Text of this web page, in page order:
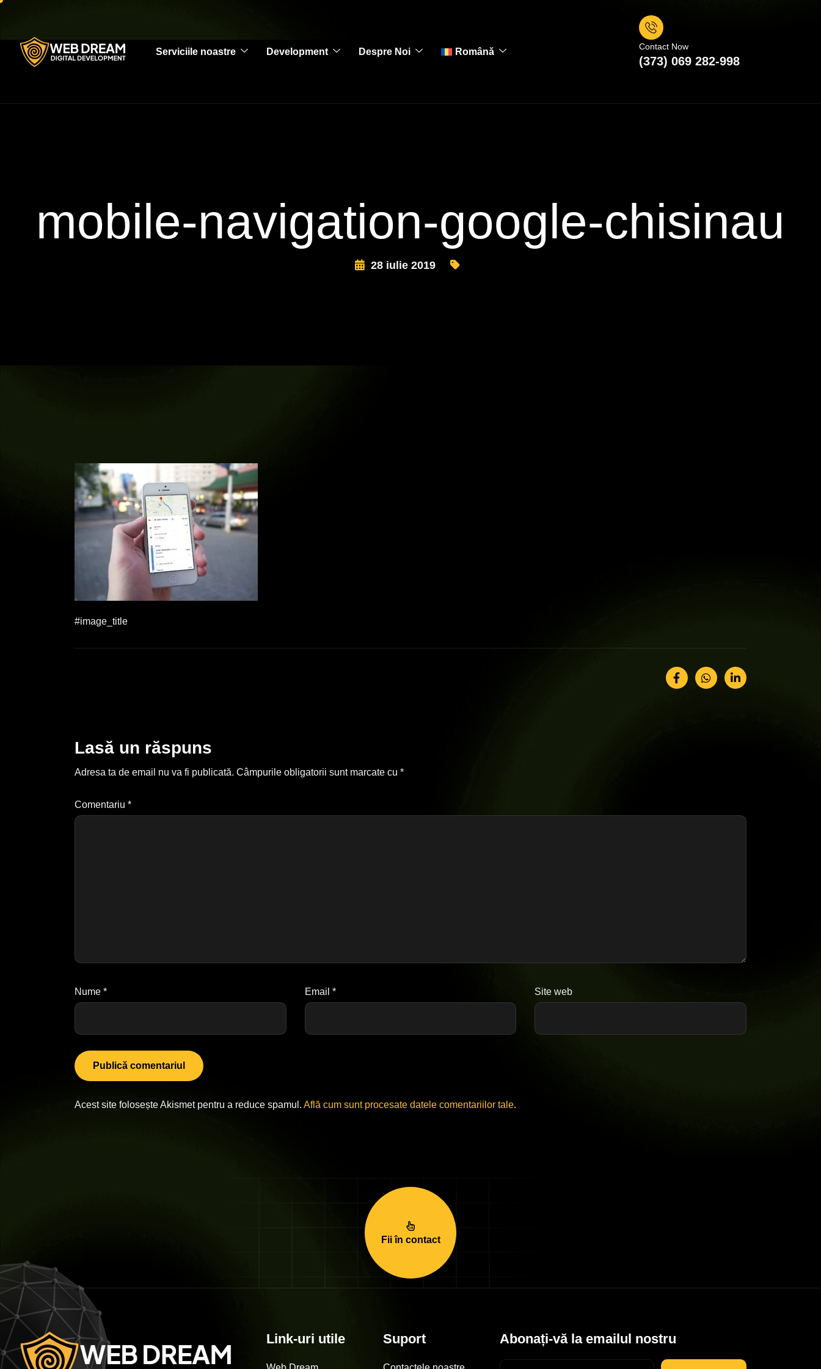
Serviciile noastre Development Despre Noi Română Contact Now
(373) 069 282-998
mobile-navigation-google-chisinau
28 iulie 2019
#image_title
Lasă un răspuns
Adresa ta de email nu va fi publicată. Câmpurile obligatorii sunt marcate cu *
Comentariu *
Nume * Email * Site web
Acest site folosește Akismet pentru a reduce spamul. Află cum sunt procesate datele comentariilor tale.
Fii în contact
Link-uri utile Suport Abonați-vă la emailul nostru